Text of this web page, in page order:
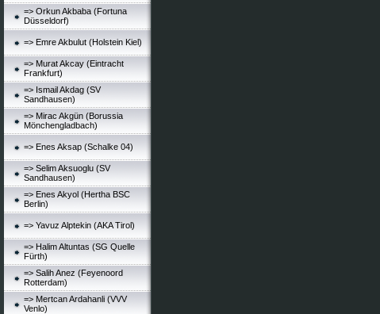
=> Orkun Akbaba (Fortuna
Düsseldorf)
=> Emre Akbulut (Holstein Kiel)
=> Murat Akcay (Eintracht
Frankfurt)
=> Ismail Akdag (SV
Sandhausen)
=> Mirac Akgün (Borussia
Mönchengladbach)
=> Enes Aksap (Schalke 04)
=> Selim Aksuoglu (SV
Sandhausen)
=> Enes Akyol (Hertha BSC
Berlin)
=> Yavuz Alptekin (AKA Tirol)
=> Halim Altuntas (SG Quelle
Fürth)
=> Salih Anez (Feyenoord
Rotterdam)
=> Mertcan Ardahanli (VVV
Venlo)